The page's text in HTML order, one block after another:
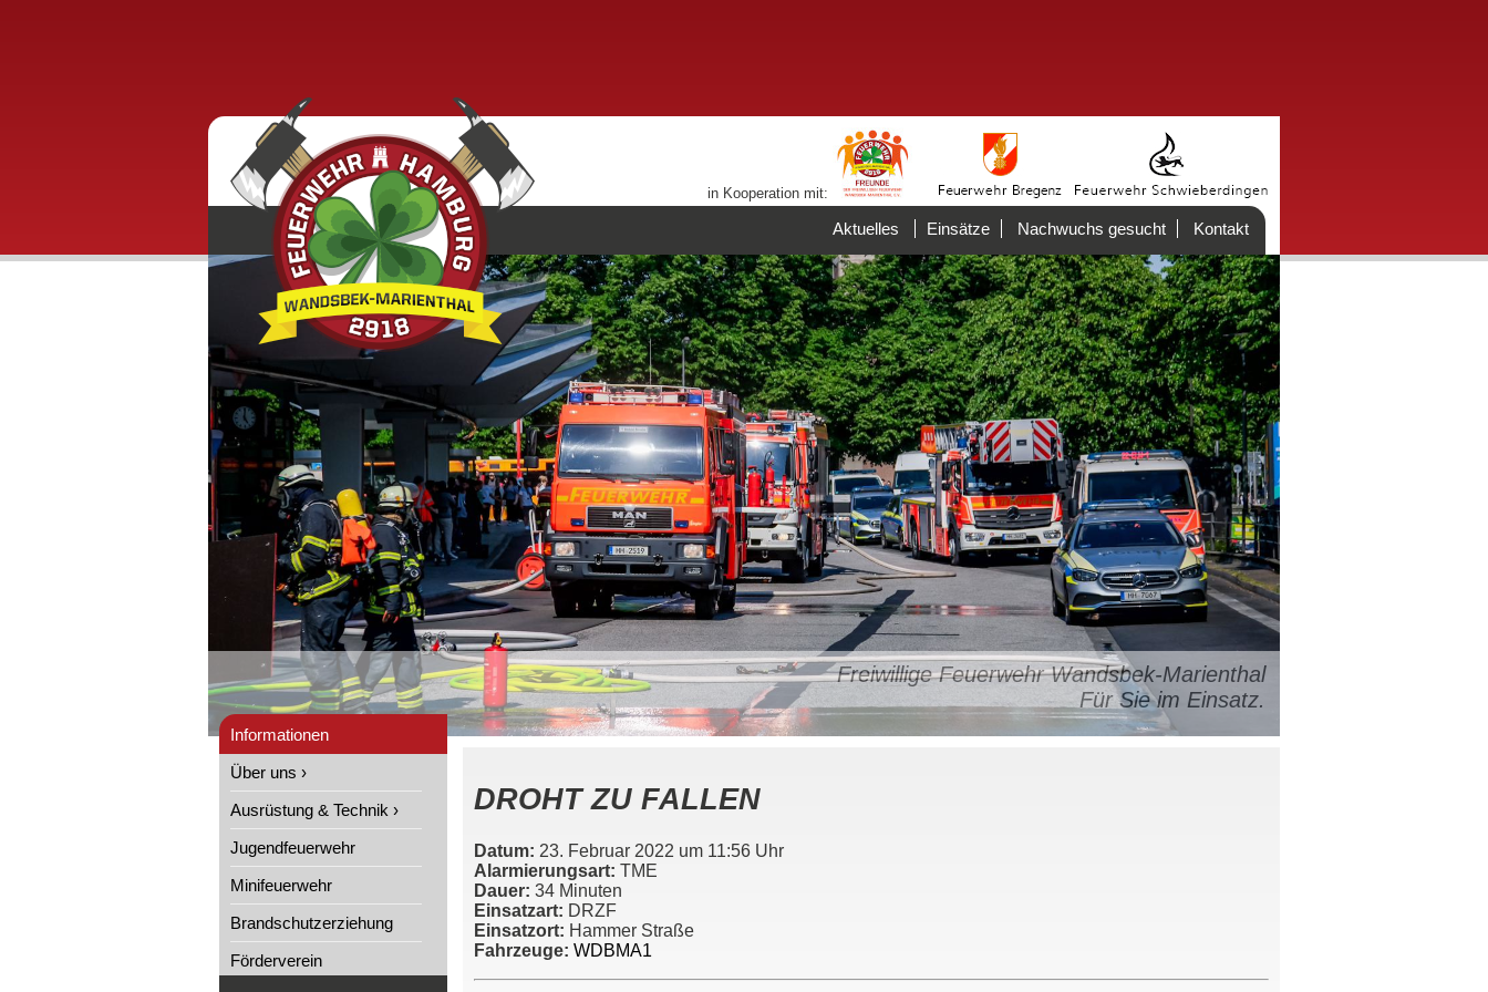
in Kooperation mit:
Aktuelles Einsätze Nachwuchs gesucht Kontakt
Freiwillige Feuerwehr Wandsbek-Marienthal
Für Sie im Einsatz.
Informationen
Über uns ›
Ausrüstung & Technik ›
Jugendfeuerwehr
Minifeuerwehr
Brandschutzerziehung
Förderverein
DROHT ZU FALLEN
Datum: 23. Februar 2022 um 11:56 Uhr
Alarmierungsart: TME
Dauer: 34 Minuten
Einsatzart: DRZF
Einsatzort: Hammer Straße
Fahrzeuge: WDBMA1